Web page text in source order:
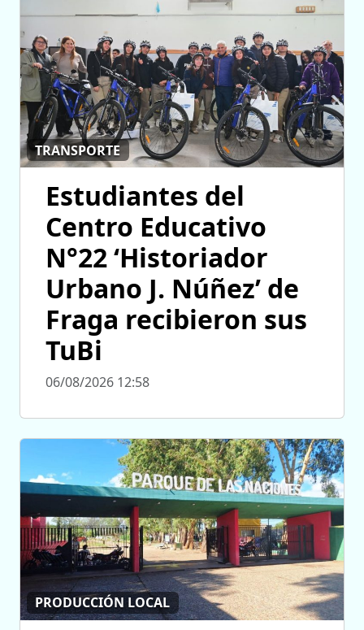
TRANSPORTE
Estudiantes del
Centro Educativo
N°22 ‘Historiador
Urbano J. Núñez’ de
Fraga recibieron sus
TuBi
06/08/2026 12:58
PRODUCCIÓN LOCAL